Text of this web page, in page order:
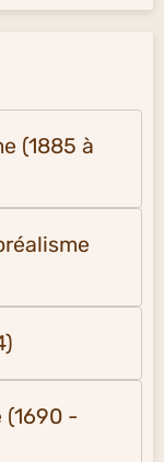
(1885 à
(1690 -